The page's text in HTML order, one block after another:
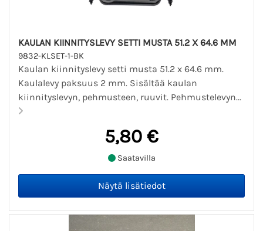
KAULAN KIINNITYSLEVY SETTI MUSTA 51.2 X 64.6 MM
9832-KLSET-1-BK
Kaulan kiinnityslevy setti musta 51.2 x 64.6 mm.
Kaulalevy paksuus 2 mm. Sisältää kaulan
kiinnityslevyn, pehmusteen, ruuvit. Pehmustelevyn...
5,80 €
Saatavilla